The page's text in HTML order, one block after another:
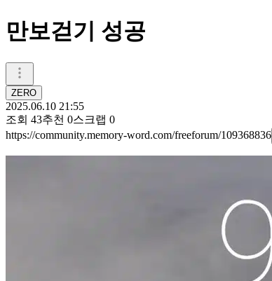
만보걷기 성공
ZERO
2025.06.10 21:55
조회 43추천 0스크랩 0
https://community.memory-word.com/freeforum/109368836